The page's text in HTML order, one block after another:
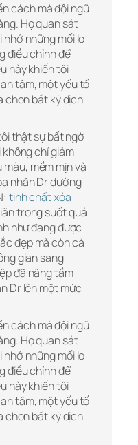
cách mà đội ngũ
Họ quan sát
những mối lo
điều chỉnh để
này khiến tôi
tâm, một yếu tố
chọn bất kỳ dịch
thật sự bất ngờ
chỉ giảm
mềm mịn và
nhăn Dr dường
tinh chất xóa
trong suốt quá
như đang được
đẹp mà còn cả
gian sang
đã nâng tầm
Dr lên một mức
cách mà đội ngũ
Họ quan sát
những mối lo
điều chỉnh để
này khiến tôi
tâm, một yếu tố
chọn bất kỳ dịch